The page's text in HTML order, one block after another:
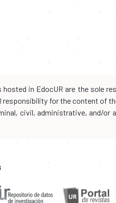
in EdocUR are the sole
for the content of
civil, administrative, and/